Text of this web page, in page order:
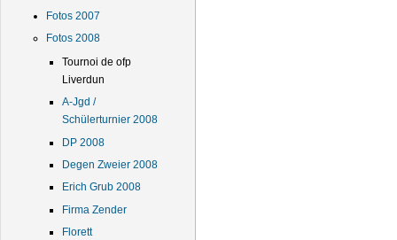
Fotos 2007
Fotos 2008
Tournoi de ofp
Liverdun
A-Jgd /
Schülerturnier 2008
DP 2008
Degen Zweier 2008
Erich Grub 2008
Firma Zender
Florett